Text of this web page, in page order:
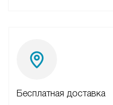
Бесплатная доставка